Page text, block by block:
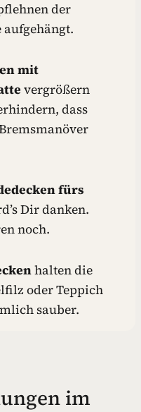
der
mit
vergrößern
dass
fürs
Dir danken.
noch.
halten die
oder Teppich
sauber.
im